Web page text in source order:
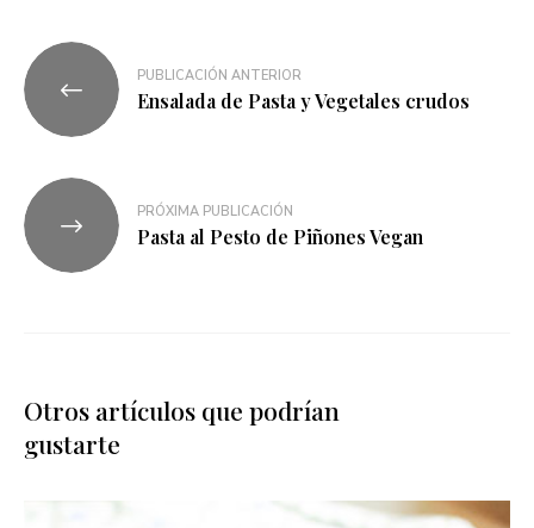
PUBLICACIÓN ANTERIOR
Ensalada de Pasta y Vegetales crudos
PRÓXIMA PUBLICACIÓN
Pasta al Pesto de Piñones Vegan
Otros artículos que podrían
gustarte